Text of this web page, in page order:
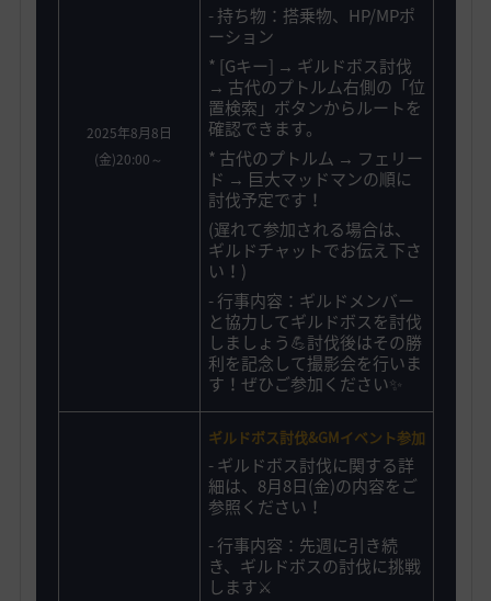
2025年8月8日
(金)20:00～
-持ち物：搭乗物、HP/MPポ
ーション
* [Gキー] → ギルドボス討伐
→ 古代のプトルム右側の「位
置検索」ボタンからルートを
確認できます。
* 古代のプトルム → フェリー
ド → 巨大マッドマンの順に
討伐予定です！
(遅れて参加される場合は、
ギルドチャットでお伝え下さ
い！)
- 行事内容：ギルドメンバー
と協力してギルドボスを討伐
しましょう💪討伐後はその勝
利を記念して撮影会を行いま
す！ぜひご参加ください✨️
ギルドボス討伐&GMイベント参加
-ギルドボス討伐に関する詳
細は、8月8日(金)の内容をご
参照ください！
- 行事内容：先週に引き続
き、ギルドボスの討伐に挑戦
します⚔️